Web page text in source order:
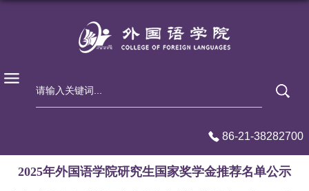
86-21-38282700
2025年外国语学院研究生国家奖学金推荐名单公示